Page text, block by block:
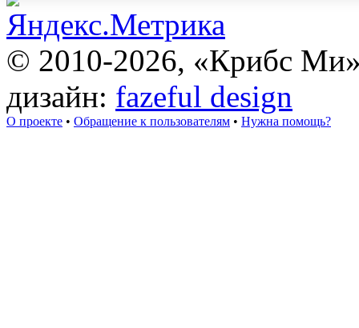
© 2010-2026, «Крибс
дизайн: fazeful design
О проекте • Обращение к пользователям • Нужна помощь?